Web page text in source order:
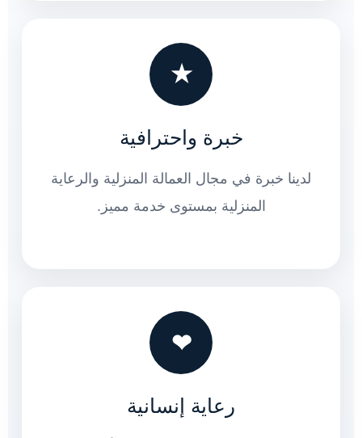
★
خبرة واحترافية
لدينا خبرة في مجال العمالة المنزلية والرعاية
المنزلية بمستوى خدمة مميز.
❤
رعاية إنسانية